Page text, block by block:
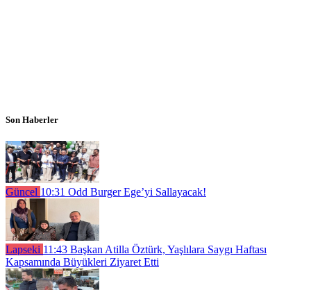
Son Haberler
Güncel 10:31 Odd Burger Ege’yi Sallayacak!
Lapseki 11:43 Başkan Atilla Öztürk, Yaşlılara Saygı Haftası
Kapsamında Büyükleri Ziyaret Etti